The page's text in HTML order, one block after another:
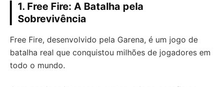
1. Free Fire: A Batalha pela
Sobrevivência
Free Fire, desenvolvido pela Garena, é um jogo de
batalha real que conquistou milhões de jogadores em
todo o mundo.